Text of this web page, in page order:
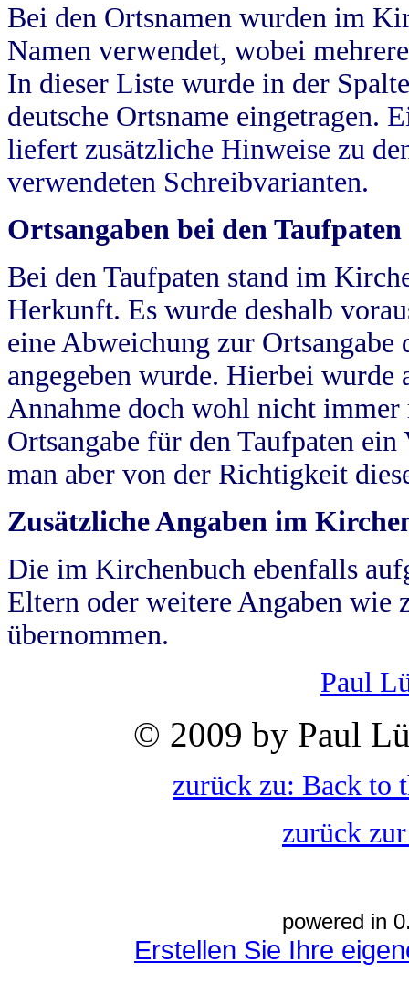
Bei den Ortsnamen wurden im
Namen verwendet, wobei
In dieser Liste wurde in der
deutsche Ortsname eingetragen.
liefert zusätzliche Hinweise zu
verwendeten Schreibvarianten.
Ortsangaben bei den Taufpaten
Bei den Taufpaten stand im
Herkunft. Es wurde deshalb
eine Abweichung zur
angegeben wurde. Hierbei wurde
Annahme doch wohl nicht
Ortsangabe für den Taufpaten
man aber von der Richtigkeit
Zusätzliche Angaben im
Die im Kirchenbuch ebenfalls
Eltern oder weitere Angaben wie
übernommen.
Paul
© 2009 by Paul
zurück zu: Back to
zurück
powered in
Erstellen Sie Ihre